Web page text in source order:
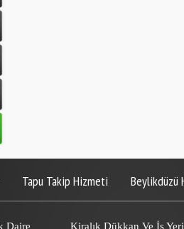
Tapu Takip Hizmeti Beylikdüzü
Daire Kiralık Dükkan Ve İş Yeri